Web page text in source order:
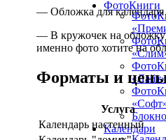
ФотоКниги
«Лайт»
Календари
— Обложка для календаря
— В кружочек на обложку
именно фото хотите на
Форматы и
Услуга
Календарь настенный